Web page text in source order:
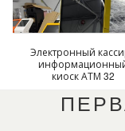
Электронный
киоск АТМ 32